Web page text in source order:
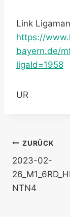
Link
https://
bayern.de/
ligaId=1958
UR
ZURÜCK
2023-02-
NTN4